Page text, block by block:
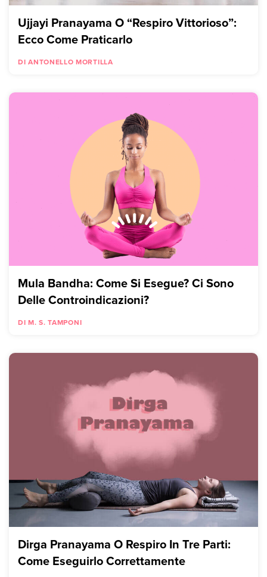
Ujjayi Pranayama O “Respiro Vittorioso”:
Ecco Come Praticarlo
DI ANTONELLO MORTILLA
Mula Bandha: Come Si Esegue? Ci Sono
Delle Controindicazioni?
DI M. S. TAMPONI
Dirga Pranayama O Respiro In Tre Parti:
Come Eseguirlo Correttamente